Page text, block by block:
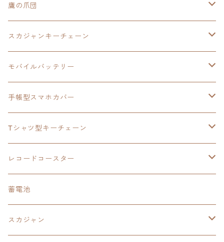
スカジャンキーチェーン
スカジャン
シャツ
イースⅧ
モバイルバッテリー
手帳型スマホカバー
東亰ザナドゥ
閃の軌跡Ⅲ
モバイルバッテリー
手帳型スマホカバー
閃の軌跡Ⅳ
手帳型スマホカバー
モバイルバッテリー
軌跡シリーズ
トランプ
カーマグネット
閃の軌跡Ⅱ
トランプ
イースⅨ
手帳型スマホカバー
零の軌跡：改
鷹の爪団
モバイルバッテリー
手帳型スマホカバー
スカジャンキーチェーン
ウルトラマンシリーズ
日本ファルコム
閃の軌跡Ⅲ
軌跡シリーズ
モバイルバッテリー
ウルトラマン
鷹の爪
イースⅧ
東亰ザナドゥ
阪神タイガース
手帳型スマホカバー
鷹の爪団
イースⅧ
閃の軌跡Ⅲ
閃の軌跡Ⅳ
Tシャツ型キーチェーン
日本ファルコム
閃の軌跡Ⅲ
レコードコースター
日本ファルコム
閃の軌跡
蓄電池
スカジャン